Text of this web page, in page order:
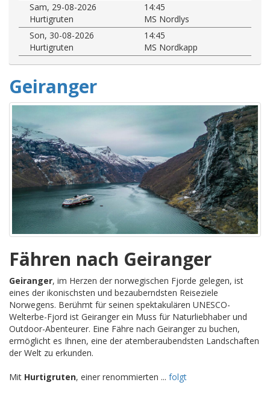
Sam, 29-08-2026
14:45
Hurtigruten
MS Nordlys
Son, 30-08-2026
14:45
Hurtigruten
MS Nordkapp
Geiranger
Fähren nach Geiranger
Geiranger, im Herzen der norwegischen Fjorde gelegen, ist
eines der ikonischsten und bezauberndsten Reiseziele
Norwegens. Berühmt für seinen spektakulären UNESCO-
Welterbe-Fjord ist Geiranger ein Muss für Naturliebhaber und
Outdoor-Abenteurer. Eine Fähre nach Geiranger zu buchen,
ermöglicht es Ihnen, eine der atemberaubendsten Landschaften
der Welt zu erkunden.
Mit Hurtigruten, einer renommierten ... folgt